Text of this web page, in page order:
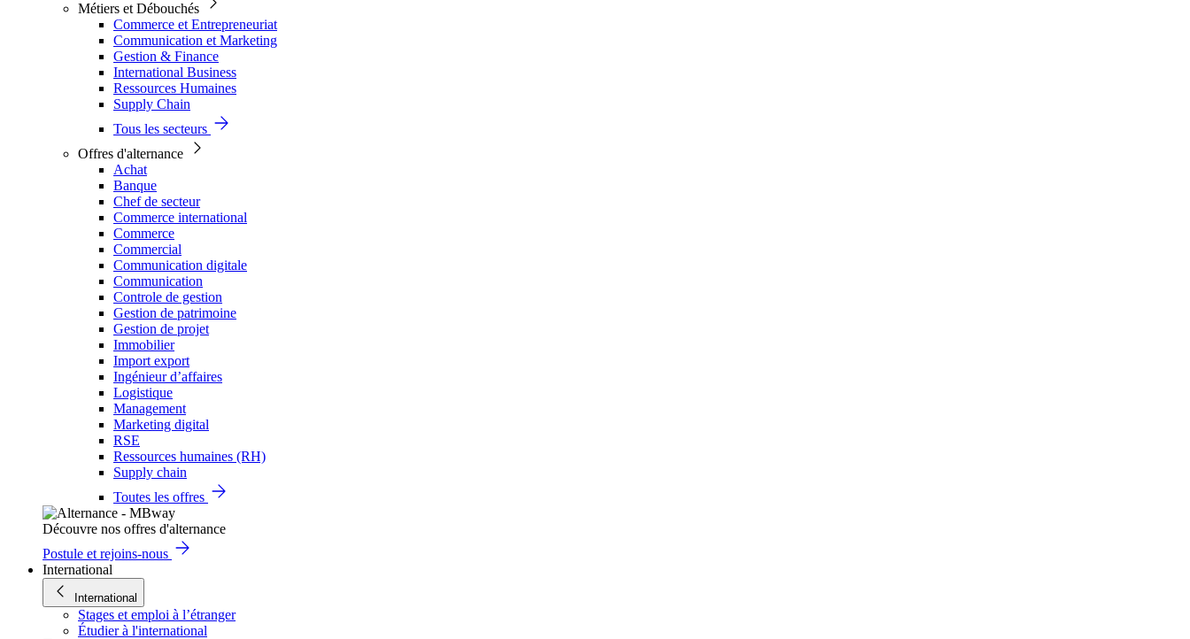
Métiers et Débouchés
Commerce et Entrepreneuriat
Communication et Marketing
Gestion & Finance
International Business
Ressources Humaines
Supply Chain
Tous les secteurs
Offres d'alternance
Achat
Banque
Chef de secteur
Commerce international
Commerce
Commercial
Communication digitale
Communication
Controle de gestion
Gestion de patrimoine
Gestion de projet
Immobilier
Import export
Ingénieur d’affaires
Logistique
Management
Marketing digital
RSE
Ressources humaines (RH)
Supply chain
Toutes les offres
Découvre nos offres d'alternance
Postule et rejoins-nous
International
International
Stages et emploi à l’étranger
Étudier à l'international